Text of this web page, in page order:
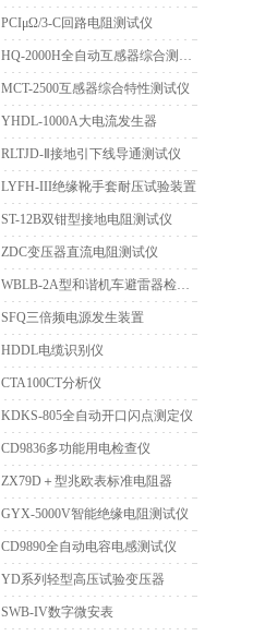
PCIμΩ/3-C回路电阻测试仪
HQ-2000H全自动互感器综合测试仪
MCT-2500互感器综合特性测试仪
YHDL-1000A大电流发生器
RLTJD-Ⅱ接地引下线导通测试仪
LYFH-III绝缘靴手套耐压试验装置
ST-12B双钳型接地电阻测试仪
ZDC变压器直流电阻测试仪
WBLB-2A型和谐机车避雷器检测仪
SFQ三倍频电源发生装置
HDDL电缆识别仪
CTA100CT分析仪
KDKS-805全自动开口闪点测定仪
CD9836多功能用电检查仪
ZX79D＋型兆欧表标准电阻器
GYX-5000V智能绝缘电阻测试仪
CD9890全自动电容电感测试仪
YD系列轻型高压试验变压器
SWB-IV数字微安表